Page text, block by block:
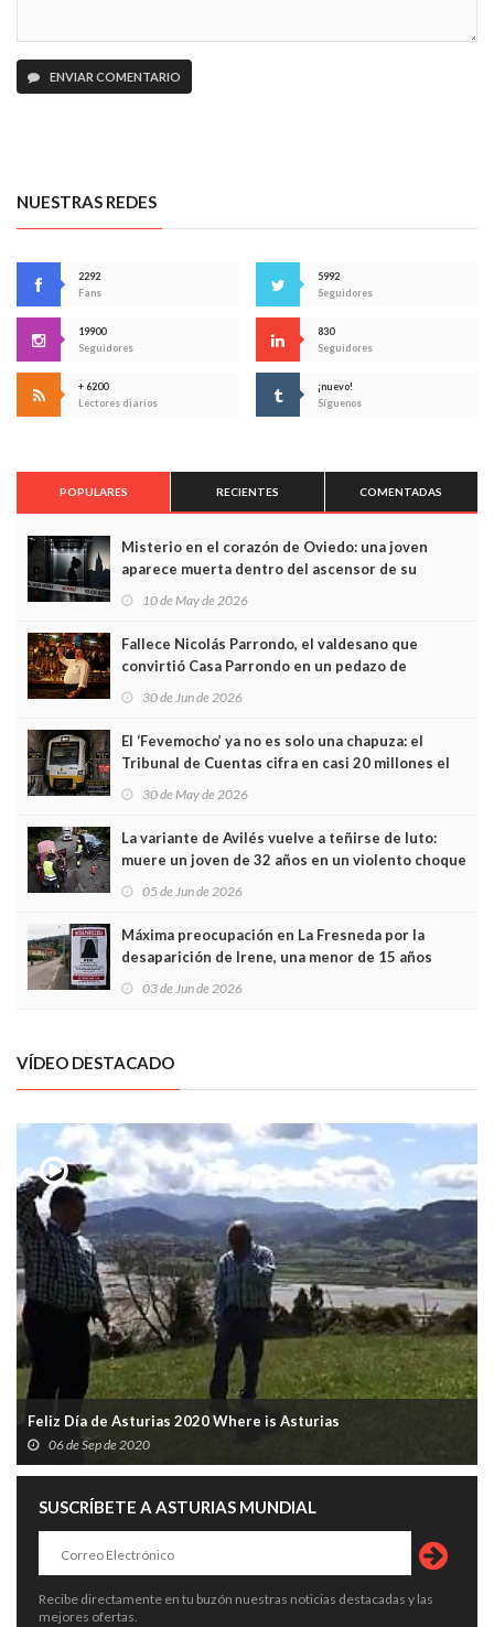
ENVIAR COMENTARIO
NUESTRAS REDES
2292
Fans
5992
Seguidores
19900
Seguidores
830
Seguidores
+ 6200
Lectores diarios
¡nuevo!
Síguenos
POPULARES RECIENTES COMENTADAS
Misterio en el corazón de Oviedo: una joven
aparece muerta dentro del ascensor de su
edificio y las cámaras captan sus últimos minutos
10 de May de 2026
Fallece Nicolás Parrondo, el valdesano que
convirtió Casa Parrondo en un pedazo de
Asturias en Madrid
30 de Jun de 2026
El ‘Fevemocho’ ya no es solo una chapuza: el
Tribunal de Cuentas cifra en casi 20 millones el
sobrecoste de los trenes que no cabían por los
30 de May de 2026
La variante de Avilés vuelve a teñirse de luto:
muere un joven de 32 años en un violento choque
frontal
05 de Jun de 2026
Máxima preocupación en La Fresneda por la
desaparición de Irene, una menor de 15 años
03 de Jun de 2026
VÍDEO DESTACADO
Feliz Día de Asturias 2020 Where is Asturias
06 de Sep de 2020
SUSCRÍBETE A ASTURIAS MUNDIAL
Recibe directamente en tu buzón nuestras noticias destacadas y las
mejores ofertas.